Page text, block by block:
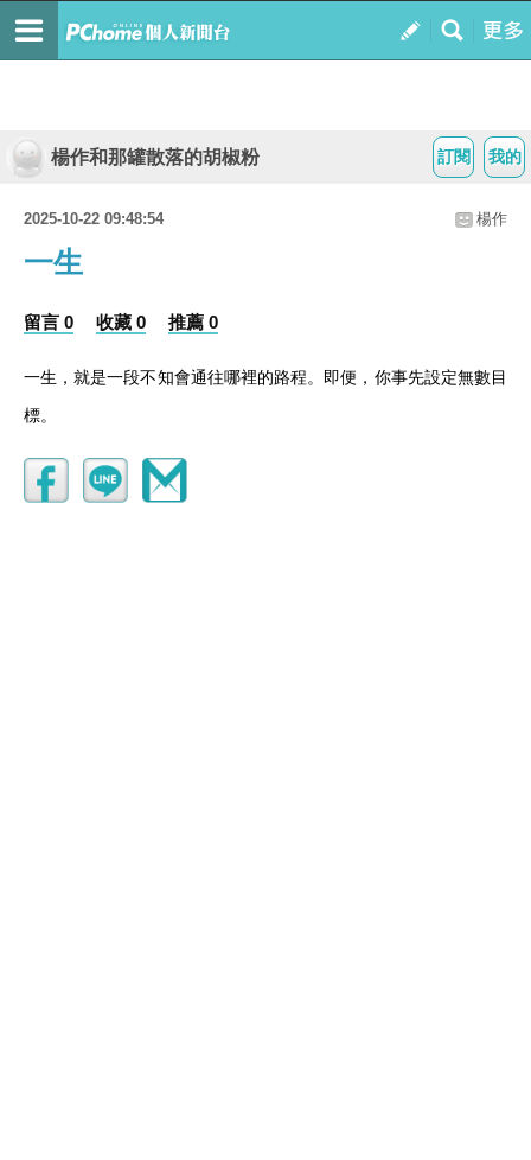
我的
訂閱
楊作和那罐散落的胡椒粉
2025-10-22 09:48:54 楊作
一生
留言 0 收藏 0 推薦 0
一生，就是一段不知會通往哪裡的路程。即便，你事先設定無數目
標。